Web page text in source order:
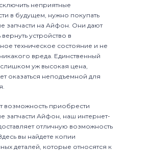
неприятные
в будущем, нужно покупать
запчасти на Айфон. Они дают
устройство в
техническое состояние и не
вреда. Единственный
слишком уж высокая цена,
оказаться неподъемной для
возможность приобрести
запчасти Айфон, наш интернет-
отличную возможность
вы найдете копии
деталей, которые относятся к